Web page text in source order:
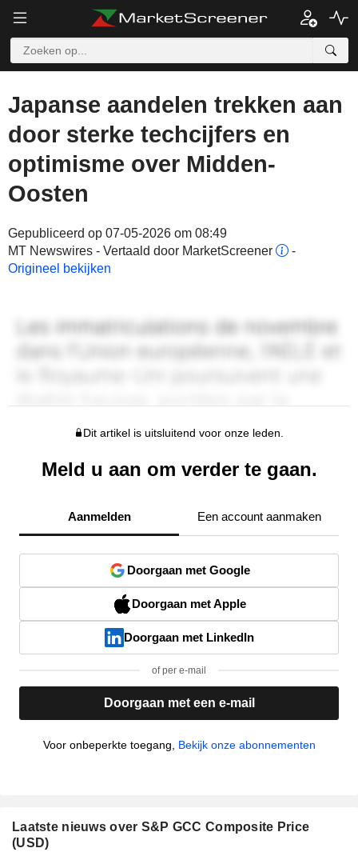
Japanse aandelen trekken aan
door sterke techcijfers en
optimisme over Midden-
Oosten
Gepubliceerd op 07-05-2026 om 08:49
MT Newswires - Vertaald door MarketScreener
-
Origineel bekijken
Dit artikel is uitsluitend voor onze leden.
Meld u aan om verder te gaan.
Aanmelden Een account aanmaken
Doorgaan met Google
Doorgaan met Apple
Doorgaan met LinkedIn
of per e-mail
Doorgaan met een e-mail
Voor onbeperkte toegang, Bekijk onze abonnementen
Laatste nieuws over S&P GCC Composite Price
(USD)